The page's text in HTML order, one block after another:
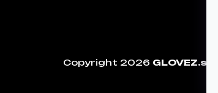
Copyright 2026 GLOVEZ.sk